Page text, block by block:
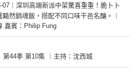
07︱深圳高端新派中菜驚喜重重！脆卜卜
然銷魂飯，搭配不同口味干邑名釀。︱
嘉賓：Philip Fung
第44季 第10集 ︱主持：沈西城